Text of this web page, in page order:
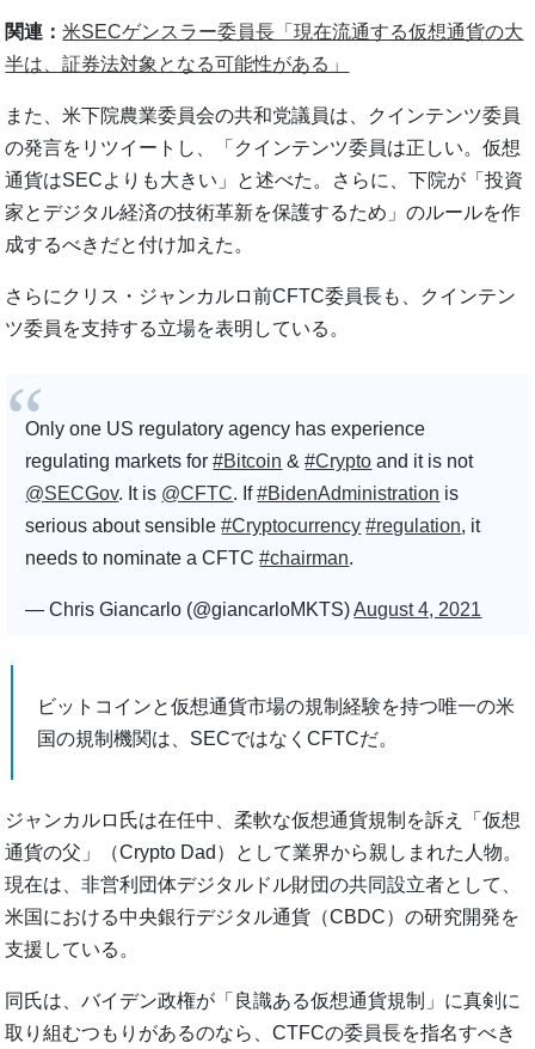
関連：米SECゲンスラー委員長「現在流通する仮想通貨の大
半は、証券法対象となる可能性がある」
また、米下院農業委員会の共和党議員は、クインテンツ委員
の発言をリツイートし、「クインテンツ委員は正しい。仮想
通貨はSECよりも大きい」と述べた。さらに、下院が「投資
家とデジタル経済の技術革新を保護するため」のルールを作
成するべきだと付け加えた。
さらにクリス・ジャンカルロ前CFTC委員長も、クインテン
ツ委員を支持する立場を表明している。
Only one US regulatory agency has experience
regulating markets for#Bitcoin &#Crypto and it is not
@SECGov. It is @CFTC. If#BidenAdministration is
serious about sensible#Cryptocurrency #regulation, it
needs to nominate a CFTC#chairman.
— Chris Giancarlo (@giancarloMKTS)August 4, 2021
ビットコインと仮想通貨市場の規制経験を持つ唯一の米
国の規制機関は、SECではなくCFTCだ。
ジャンカルロ氏は在任中、柔軟な仮想通貨規制を訴え「仮想
通貨の父」（Crypto Dad）として業界から親しまれた人物。
現在は、非営利団体デジタルドル財団の共同設立者として、
米国における中央銀行デジタル通貨（CBDC）の研究開発を
支援している。
同氏は、バイデン政権が「良識ある仮想通貨規制」に真剣に
取り組むつもりがあるのなら、CTFCの委員長を指名すべき